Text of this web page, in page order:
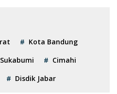
Kota Bandung
Sukabumi
Cimahi
Disdik Jabar